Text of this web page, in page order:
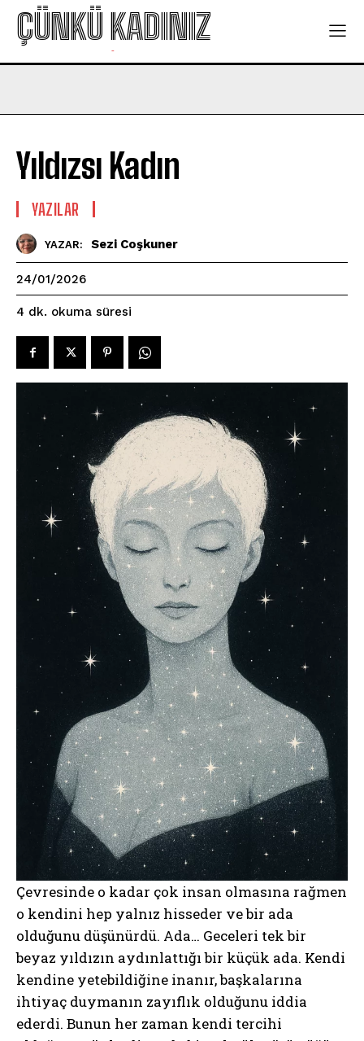
ÇÜNKÜ KADINIZ
-
Yıldızsı Kadın
YAZILAR
YAZAR: Sezi Coşkuner
24/01/2026
4 dk. okuma süresi
Çevresinde o kadar çok insan olmasına rağmen
o kendini hep yalnız hisseder ve bir ada
olduğunu düşünürdü. Ada… Geceleri tek bir
beyaz yıldızın aydınlattığı bir küçük ada. Kendi
kendine yetebildiğine inanır, başkalarına
ihtiyaç duymanın zayıflık olduğunu iddia
ederdi. Bunun her zaman kendi tercihi